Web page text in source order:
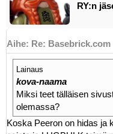
RY:n
Aihe: Re: Basebrick.com
Lainaus
kova-naama
Miksi teet tälläisen
olemassa?
Koska Peeron on hidas ja